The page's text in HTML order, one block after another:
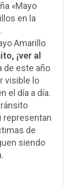
«Mayo
en la
Amarillo
¡ver al
de este año
visible lo
el día a día.
representan
de
siendo